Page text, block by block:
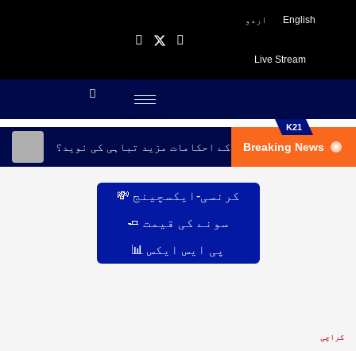
English اردو
Live Stream
K21
Breaking News
ملبے کا ڈھیر، انخلا کے احکامات مزید تباہی کی نوید؟
کرنسی-ایکسچینج 💸
سونے کی قیمت 🧈
پی ایس ایکس 📊
کراچی